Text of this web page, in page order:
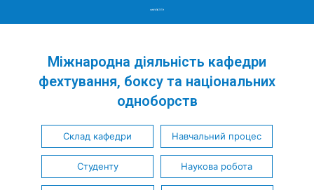
Menu
Міжнародна діяльність кафедри
фехтування, боксу та національних
одноборств
Склад кафедри Навчальний процес
Студенту Наукова робота